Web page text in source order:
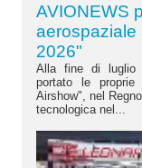
AVIONEWS
aerospaziale
2026"
Alla fine di luglio
portato le proprie
Airshow", nel
tecnologica nel...